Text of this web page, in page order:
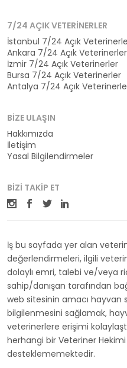
7/24 AÇIK VETERINERLER
İstanbul 7/24 Açık
Ankara 7/24 Açık Veterinerler
İzmir 7/24 Açık Veterinerler
Bursa 7/24 Açık Veterinerler
Antalya 7/24 Açık
BIZE ULAŞIN
Hakkımızda
İletişim
Yasal Bilgilendirmeler
BIZI TAKIP ET
İş bu sayfada yer alan
değerlendirmeleri, ilgili
dolaylı emri, talebi ve/veya
sahip/danışan tarafından
web sitesinin amacı hayvan
bilgilenmesini sağlamak,
veterinerlere erişimi
herhangi bir Veteriner
desteklememektedir.